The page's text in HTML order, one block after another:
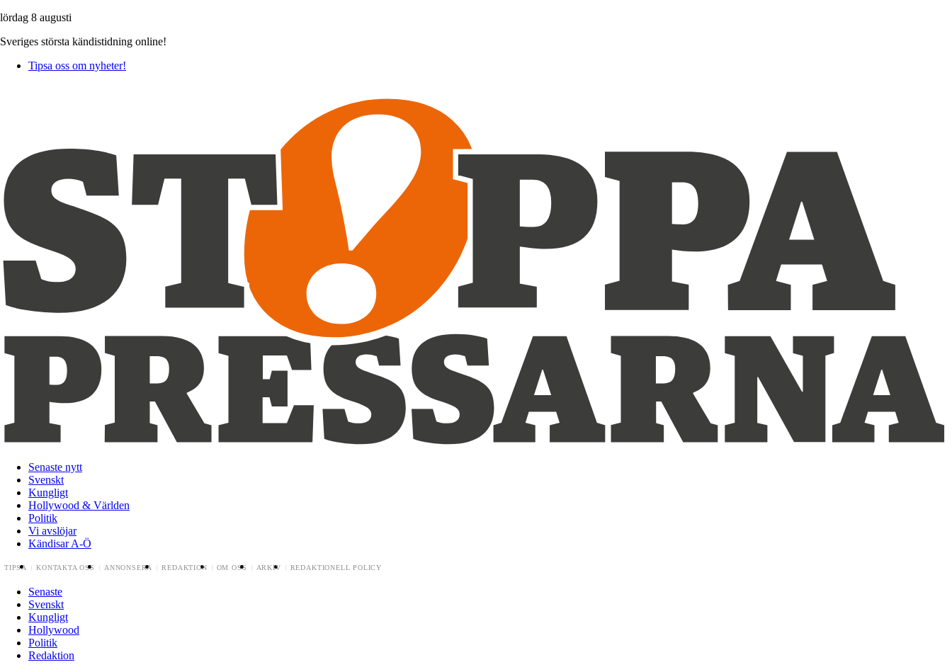
lördag 8 augusti
Sveriges största kändistidning online!
Tipsa oss om nyheter!
Senaste nytt
Svenskt
Kungligt
Hollywood & Världen
Politik
Vi avslöjar
Kändisar A-Ö
TIPSA KONTAKTA OSS ANNONSERA REDAKTION OM OSS ARKIV REDAKTIONELL POLICY
Senaste
Svenskt
Kungligt
Hollywood
Politik
Redaktion